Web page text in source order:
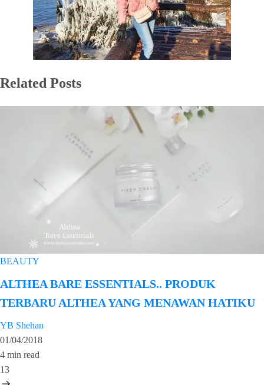
Related Posts
BEAUTY
ALTHEA BARE ESSENTIALS.. PRODUK
TERBARU ALTHEA YANG MENAWAN HATIKU
YB Shehan
01/04/2018
4 min read
13